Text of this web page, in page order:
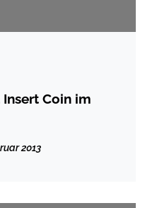
Coin im
2013